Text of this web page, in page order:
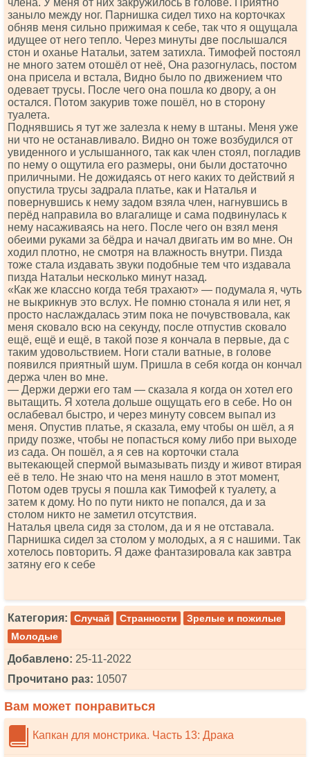
члена. У меня от них закружилось в голове. Приятно
заныло между ног. Парнишка сидел тихо на корточках
обняв меня сильно прижимая к себе, так что я ощущала
идущее от него тепло. Через минуты две послышался
стон и оханье Натальи, затем затихла. Тимофей постоял
не много затем отошёл от неё, Она разогнулась, постом
она присела и встала, Видно было по движением что
одевает трусы. После чего она пошла ко двору, а он
остался. Потом закурив тоже пошёл, но в сторону
туалета.
Поднявшись я тут же залезла к нему в штаны. Меня уже
ни что не останавливало. Видно он тоже возбудился от
увиденного и услышанного, так как член стоял, погладив
по нему о ощутила его размеры, они были достаточно
приличными. Не дожидаясь от него каких то действий я
опустила трусы задрала платье, как и Наталья и
повернувшись к нему задом взяла член, нагнувшись в
перёд направила во влагалище и сама подвинулась к
нему насаживаясь на него. После чего он взял меня
обеими руками за бёдра и начал двигать им во мне. Он
ходил плотно, не смотря на влажность внутри. Пизда
тоже стала издавать звуки подобные тем что издавала
пизда Натальи несколько минут назад.
«Как же классно когда тебя трахают» — подумала я, чуть
не выкрикнув это вслух. Не помню стонала я или нет, я
просто наслаждалась этим пока не почувствовала, как
меня сковало всю на секунду, после отпустив сковало
ещё, ещё и ещё, в такой позе я кончала в первые, да с
таким удовольствием. Ноги стали ватные, в голове
появился приятный шум. Пришла в себя когда он кончал
держа член во мне.
— Держи держи его там — сказала я когда он хотел его
вытащить. Я хотела дольше ощущать его в себе. Но он
ослабевал быстро, и через минуту совсем выпал из
меня. Опустив платье, я сказала, ему чтобы он шёл, а я
приду позже, чтобы не попасться кому либо при выходе
из сада. Он пошёл, а я сев на корточки стала
вытекающей спермой вымазывать пизду и живот втирая
её в тело. Не знаю что на меня нашло в этот момент,
Потом одев трусы я пошла как Тимофей к туалету, а
затем к дому. Но по пути никто не попался, да и за
столом никто не заметил отсутствия.
Наталья цвела сидя за столом, да и я не отставала.
Парнишка сидел за столом у молодых, а я с нашими. Так
хотелось повторить. Я даже фантазировала как завтра
затяну его к себе
Категория: Случай Странности
Зрелые и пожилые
Молодые
Добавлено: 25-11-2022
Прочитано раз: 10507
Вам может понравиться
Капкан для монстрика. Часть 13: Драка